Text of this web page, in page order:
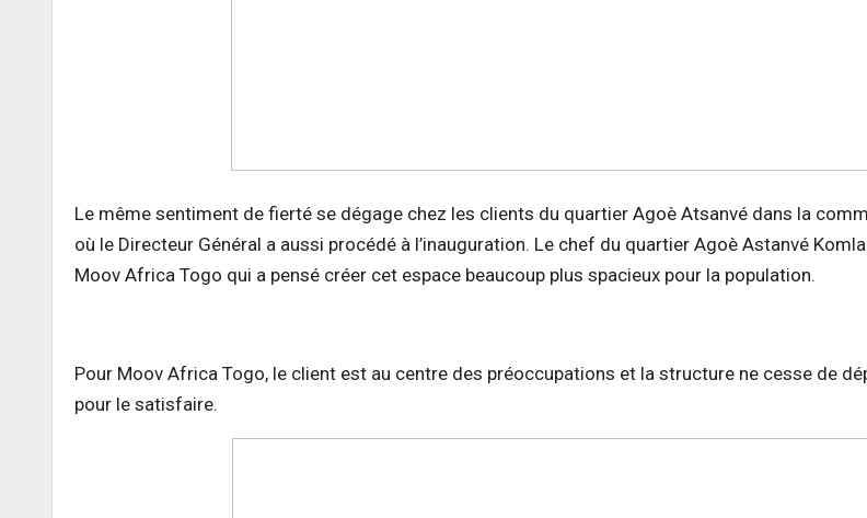
Le même sentiment de fierté se dégage chez les clients du quartier Agoè Atsanvé dans la
où le Directeur Général a aussi procédé à l’inauguration. Le chef du quartier Agoè Astanvé
Moov Africa Togo qui a pensé créer cet espace beaucoup plus spacieux pour la population.
Pour Moov Africa Togo, le client est au centre des préoccupations et la structure ne cesse de
pour le satisfaire.